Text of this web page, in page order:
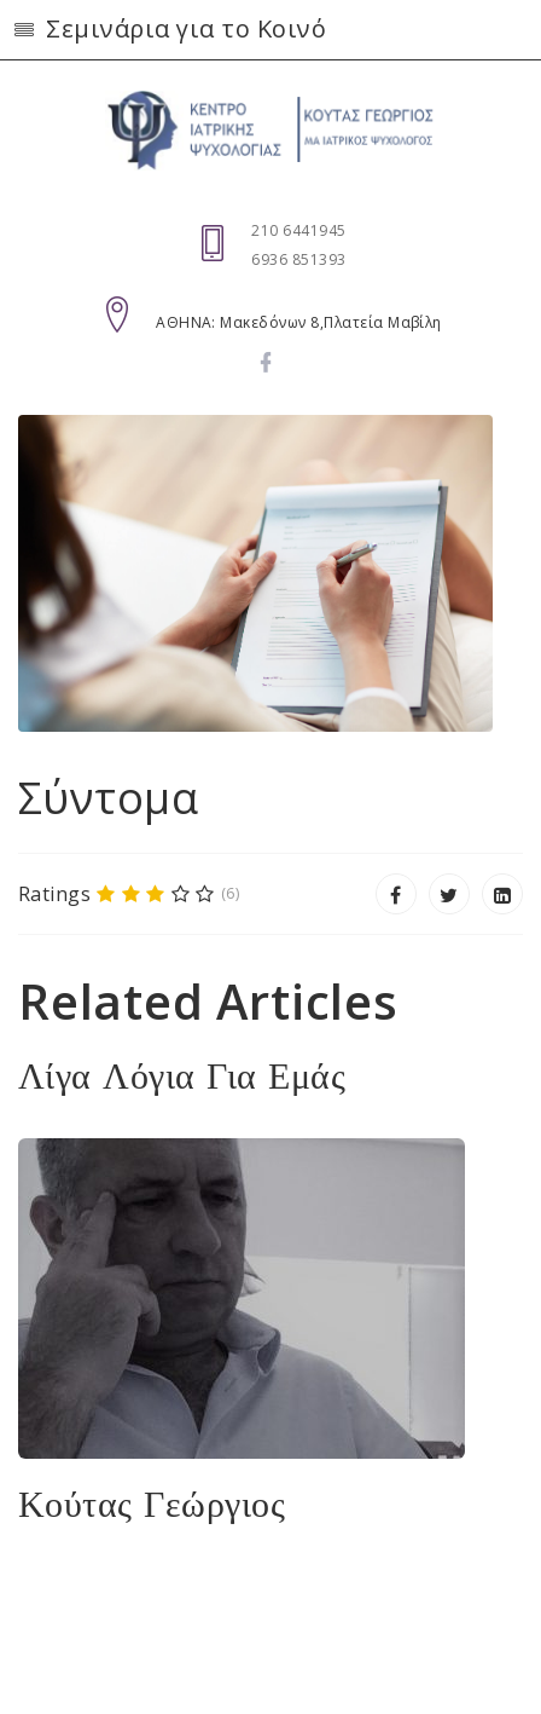
Σεμινάρια για το Κοινό
210 6441945
6936 851393
AΘΗΝΑ: Μακεδόνων 8,Πλατεία Μαβίλη
Σύντομα
Ratings (6)
Related Articles
Λίγα Λόγια Για Εμάς
Κούτας Γεώργιος